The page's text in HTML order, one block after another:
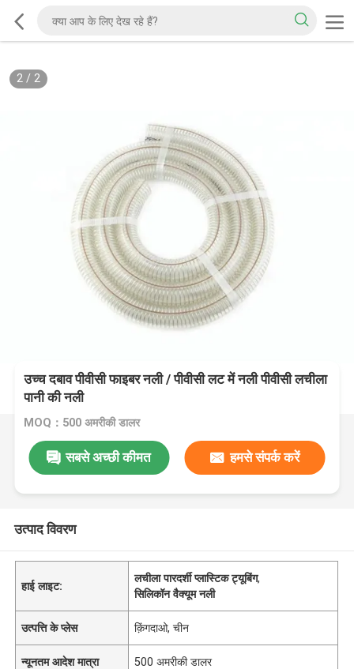
2/ 2
उच्च दबाव पीवीसी फाइबर नली / पीवीसी लट में नली पीवीसी लचीला
पानी की नली
MOQ：500 अमरीकी डालर
सबसे अच्छी कीमत हमसे संपर्क करें
उत्पाद विवरण
हाई लाइट:
लचीला पारदर्शी प्लास्टिक ट्यूबिंग,
सिलिकॉन वैक्यूम नली
उत्पत्ति के प्लेस क़िंगदाओ, चीन
न्यूनतम आदेश मात्रा 500 अमरीकी डालर